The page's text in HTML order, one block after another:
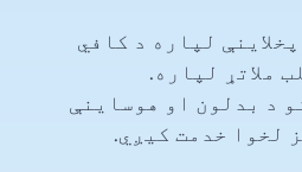
پخلاینې لپاره د کافي
ملاتړ لپاره.
د بدلون او هوساینې
لخوا خدمت کیږي.